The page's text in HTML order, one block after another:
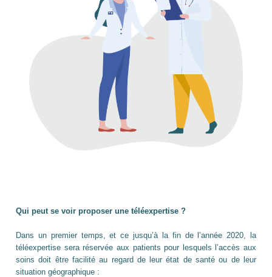
Qui peut se voir proposer une téléexpertise ?
Dans un premier temps, et ce jusqu’à la fin de l’année 2020, la
téléexpertise sera réservée aux patients pour lesquels l’accès aux
soins doit être facilité au regard de leur état de santé ou de leur
situation géographique :